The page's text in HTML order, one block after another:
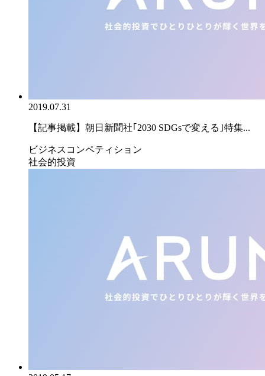
2019.07.31
【記事掲載】朝日新聞社｢2030 SDGsで変える｣特集...
ビジネスコンペティション
社会的投資